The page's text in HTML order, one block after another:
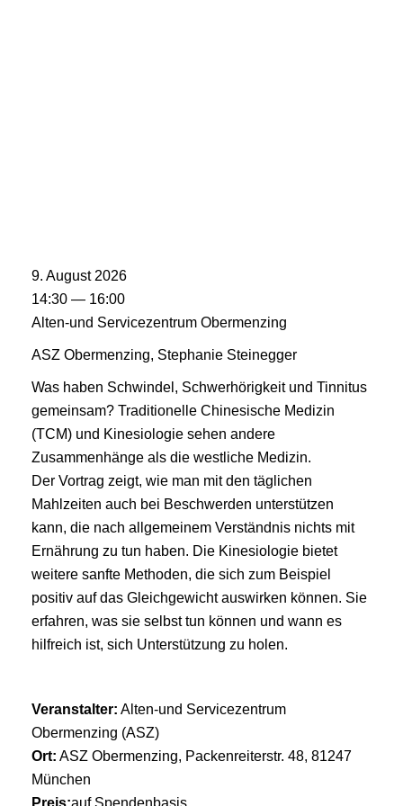
Was haben Schwindel, Schwerhörigkeit und Tinnitus
gemeinsam? Traditionelle Chinesische Medizin
(TCM) und Kinesiologie sehen andere
Zusammenhänge als die westliche Medizin.
Der Vortrag zeigt, wie man mit den täglichen
Mahlzeiten auch bei Beschwerden unterstützen
kann, die nach allgemeinem Verständnis nichts mit
Ernährung zu tun haben. Die Kinesiologie bietet
weitere sanfte Methoden, die sich zum Beispiel
positiv auf das Gleichgewicht auswirken können. Sie
erfahren, was sie selbst tun können und wann es
hilfreich ist, sich Unterstützung zu holen.
Veranstalter: Alten-und Servicezentrum
Obermenzing (ASZ)
Ort: ASZ Obermenzing, Packenreiterstr. 48, 81247
München
Preis:auf Spendenbasis
9. August 2026
14:30 — 16:00
Alten-und Servicezentrum Obermenzing
ASZ Obermenzing, Stephanie Steinegger